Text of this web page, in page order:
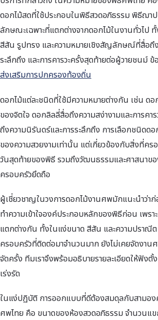
ดอกไม้สดที่ใช้ประกอบในพิธีสวดอภิธรรม พิธีฌา
ลักษณะเฉพาะที่แตกต่างจากดอกไม้ในงานทั่วไป
สีสัน รูปทรง และความหมายเชิงสัญลักษณ์ที่สื่อถึง
ระลึกถึง และการคารวะครั้งสุดท้ายต่อผู้วายชนม์
ส่งเสริมการปกครองท้องถิ่น
ดอกไม้แต่ละชนิดที่ใช้มีความหมายต่างกัน เช่น ด
ของจิตใจ ดอกลิลลี่สื่อถึงความสง่างามและการค
ถึงความนิรันดร์และการระลึกถึง การเลือกชนิดดอ
ของความสวยงามเท่านั้น แต่เกี่ยวข้องกับสิ่งที่คร
วันสุดท้ายของพิธี รวมถึงวัฒนธรรมและศาสนาข
ครอบครัวยึดถือ
ผู้เชี่ยวชาญในวงการดอกไม้งานศพมักแนะนำว่า
ทำความเข้าใจองค์ประกอบหลักของพิธีก่อน เพร
แตกต่างกัน ทั้งในแง่ขนาด สีสัน และความปราณี
ครอบครัวที่ติดต่อมาจำนวนมาก ยังไม่เคยจัดงา
จัดครั้ง ทีมเราจึงพร้อมอธิบายรายละเอียดให้ฟังตั้
เร่งรัด
ในแง่ปฏิบัติ การออกแบบที่ดีต้องสมดุลกับสามอ
ศพไทย คือ ขนาดของห้องสวดอภิธรรม จำนวนแข